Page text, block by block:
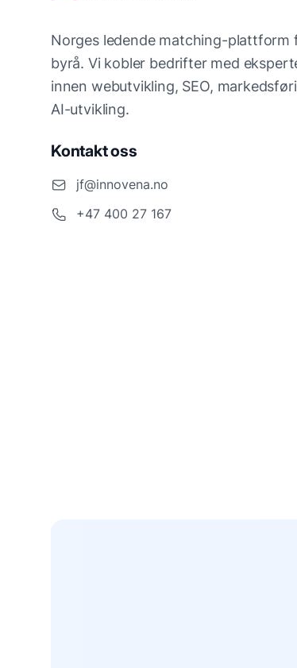
Norges ledende matching-plattform
byrå. Vi kobler bedrifter med
innen webutvikling, SEO,
AI-utvikling.
Kontakt oss
jf@innovena.no
+47 400 27 167